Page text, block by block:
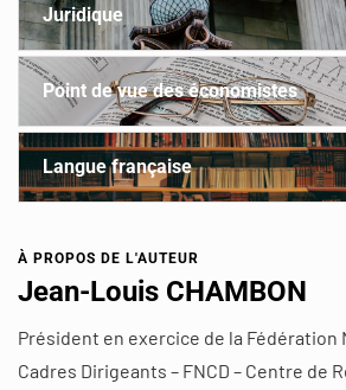
Juridique
Point de vue des économistes
Langue française
À PROPOS DE L'AUTEUR
Jean-Louis CHAMBON
Président en exercice de la Fédération
Cadres Dirigeants – FNCD – Centre de